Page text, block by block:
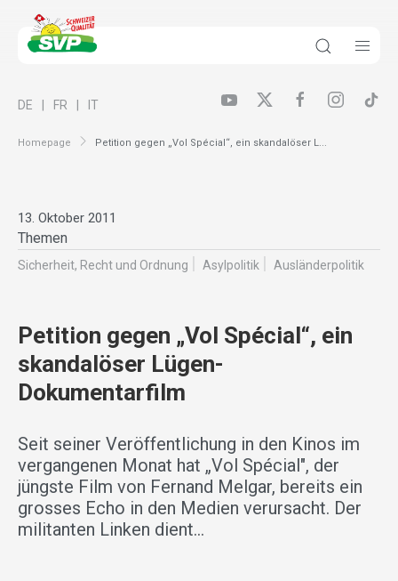
Homepage Petition gegen „Vol Spécial“, ein skandalöser L...
DE FR IT
13. Oktober 2011
Themen
Sicherheit, Recht und Ordnung Asylpolitik Ausländer­politik
Petition gegen „Vol Spécial“, ein
skandalöser Lügen-
Dokumentarfilm
Seit seiner Veröffentlichung in den Kinos im
vergangenen Monat hat „Vol Spécial", der
jüngste Film von Fernand Melgar, bereits ein
grosses Echo in den Medien verursacht. Der
militanten Linken dient…